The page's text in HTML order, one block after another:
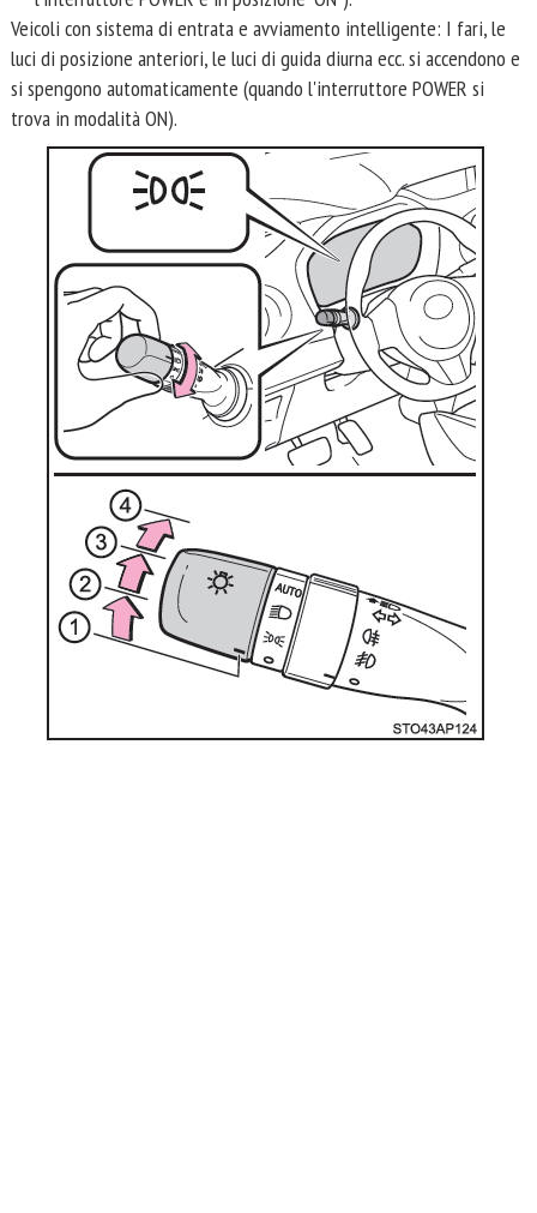
Veicoli con sistema di entrata e avviamento intelligente: I fari, le
luci di posizione anteriori, le luci di guida diurna ecc. si accendono e
si spengono automaticamente (quando l'interruttore POWER si
trova in modalità ON).